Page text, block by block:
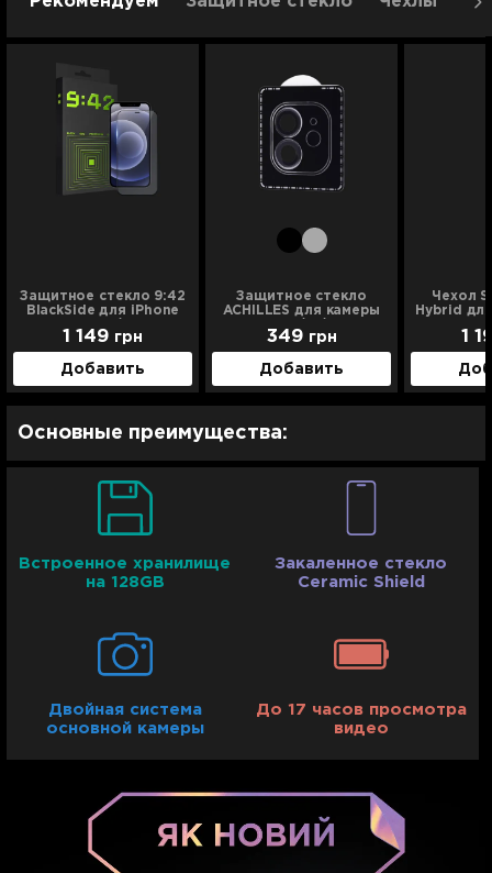
Защитное стекло 9:42
BlackSide для iPhone
1 149 грн
Добавить
Защитное стекло
ACHILLES для камеры
(Black)
349 грн
Добавить
Чехол
Hybrid
1
Основные преимущества:
Встроенное хранилище
на 128GB
Закаленное стекло
Ceramic Shield
Двойная система
основной камеры
До 17 часов просмотра
видео